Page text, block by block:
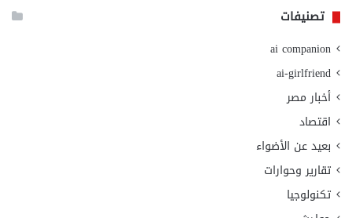
تصنيفات
ai companion
ai-girlfriend
أخبار مصر
اقتصاد
بعيد عن الأضواء
تقارير وحوارات
تكنولوجيا